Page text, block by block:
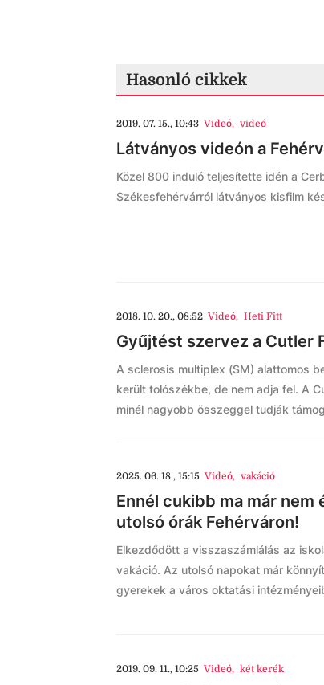
Hasonló cikkek
2019. 07. 15., 10:43 Videó, videó
Látványos videón a
Közel 800 induló teljesítette idén a
Székesfehérvárról látványos kisfilm
2018. 10. 20., 08:52 Videó, Heti Fitt
Gyűjtést szervez a Cutler
A sclerosis multiplex (SM) alattomos
került tolószékbe, de nem adja fel. A
minél nagyobb összeggel tudják
2025. 06. 18., 15:15 Videó, vakáció
Ennél cukibb ma már
utolsó órák Fehérváron!
Elkezdődött a visszaszámlálás az
vakáció. Az utolsó napokat már
gyerekek a város oktatási
2019. 09. 11., 10:25 Videó, két kerék